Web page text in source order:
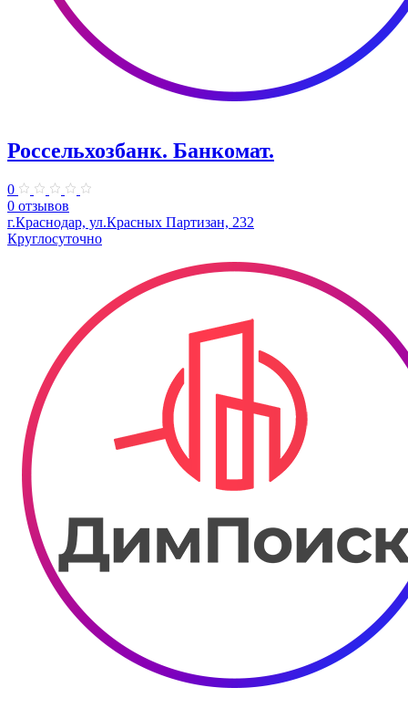
Россельхозбанк. Банкомат.
0
0 отзывов
г.Краснодар, ул.Красных Партизан, 232
Круглосуточно